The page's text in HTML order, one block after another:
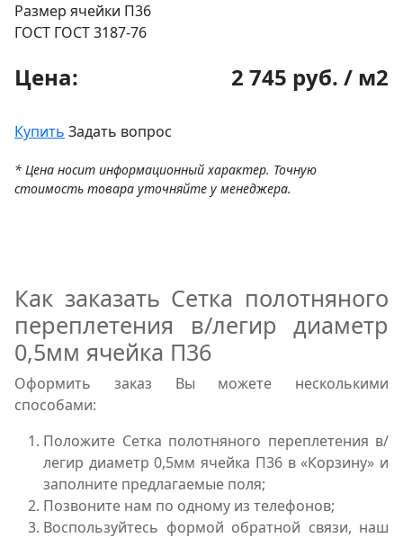
Размер ячейки П36
ГОСТ ГОСТ 3187-76
Цена: 2 745 руб. / м2
Купить Задать вопрос
* Цена носит информационный характер. Точную
стоимость товара уточняйте у менеджера.
Как заказать Сетка полотняного
переплетения в/легир диаметр
0,5мм ячейка П36
Оформить заказ Вы можете несколькими
способами:
Положите Сетка полотняного переплетения в/
легир диаметр 0,5мм ячейка П36 в «Корзину» и
заполните предлагаемые поля;
Позвоните нам по одному из телефонов;
Воспользуйтесь формой обратной связи, наш